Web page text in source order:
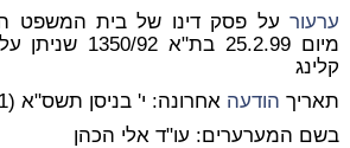
ערעורעל פסק דינו של בית המשפט
מיום 25.2.99
קלינג
תאריך הודעה אחרונה: י' בניסן תשס"א (3.4.2001)
בשם המערערים: עו"ד אלי הכהן